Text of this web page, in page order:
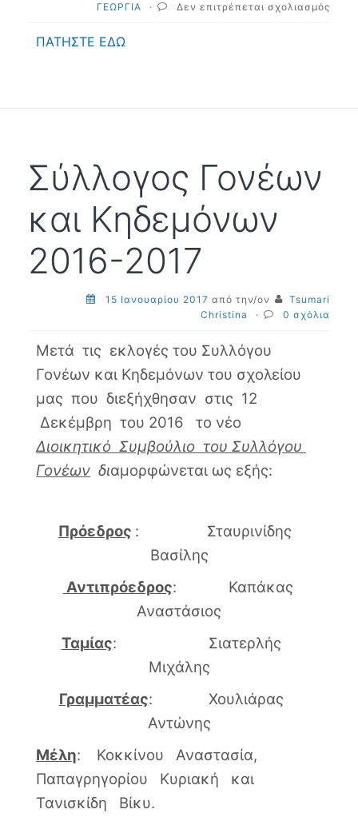
ΓΕΩΡΓΙΑ
· Δεν επιτρέπεται σχολιασμός
ΠΑΤΗΣΤΕ ΕΔΩ
Σύλλογος Γονέων
και Κηδεμόνων
2016-2017
15 Ιανουαρίου 2017 από την/ον
Tsumari
Christina
· 0 σχόλια
Μετά τις εκλογές του Συλλόγου
Γονέων και Κηδεμόνων του σχολείου
μας που διεξήχθησαν στις 12
Δεκέμβρη του 2016 το νέο
Διοικητικό Συμβούλιο του Συλλόγου
Γονέων διαμορφώνεται ως εξής:
Πρόεδρος : Σταυρινίδης
Βασίλης
Αντιπρόεδρος: Καπάκας
Αναστάσιος
Ταμίας: Σιατερλής
Μιχάλης
Γραμματέας: Χουλιάρας
Αντώνης
Μέλη: Κοκκίνου Αναστασία,
Παπαγρηγορίου Κυριακή και
Τανισκίδη Βίκυ.